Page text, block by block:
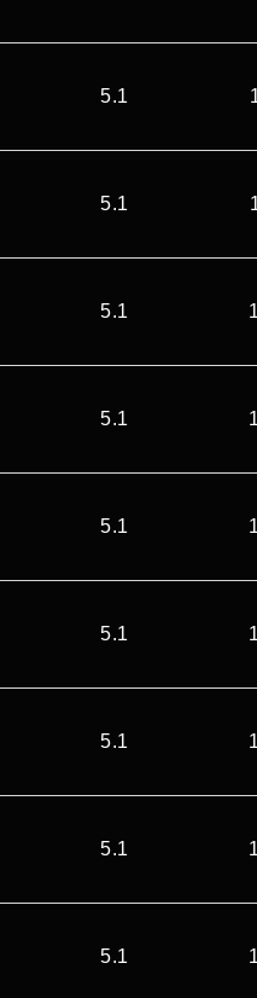
5.1
5.1
5.1
5.1
5.1
5.1
5.1
5.1
5.1